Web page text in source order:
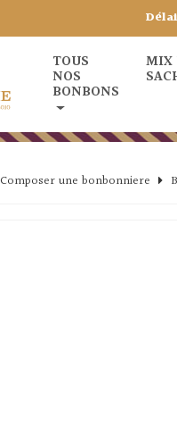
TOUS
NOS
BONBONS
MIX
Composer une bonbonniere